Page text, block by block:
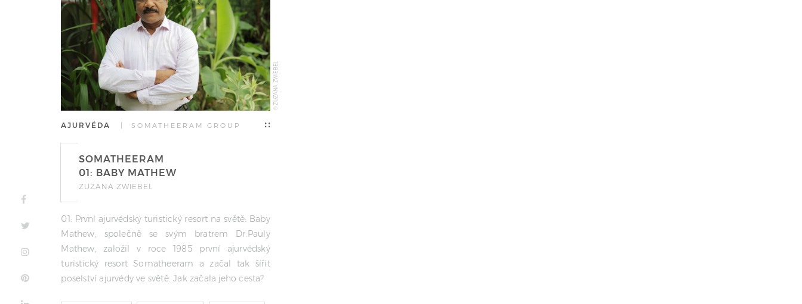
© ZUZANA ZWIEBEL
AJURVÉDA | SOMATHEERAM GROUP
SOMATHEERAM
01: BABY MATHEW
ZUZANA ZWIEBEL
01: První ajurvédský turistický resort na světě: Baby
Mathew, společně se svým bratrem Dr.Pauly
Mathew, založil v roce 1985 první ajurvédský
turistický resort Somatheeram a začal tak šířit
poselství ajurvédy ve světě. Jak začala jeho cesta?